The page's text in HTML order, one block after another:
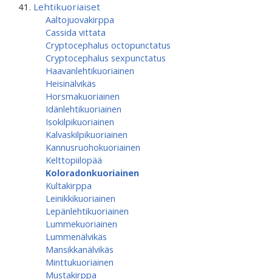
Lehtikuoriaiset
Aaltojuovakirppa
Cassida vittata
Cryptocephalus octopunctatus
Cryptocephalus sexpunctatus
Haavanlehtikuoriainen
Heisinälvikäs
Horsmakuoriainen
Idänlehtikuoriainen
Isokilpikuoriainen
Kalvaskilpikuoriainen
Kannusruohokuoriainen
Kelttopiilopää
Koloradonkuoriainen
Kultakirppa
Leinikkikuoriainen
Lepänlehtikuoriainen
Lummekuoriainen
Lummenälvikäs
Mansikkanälvikäs
Minttukuoriainen
Mustakirppa